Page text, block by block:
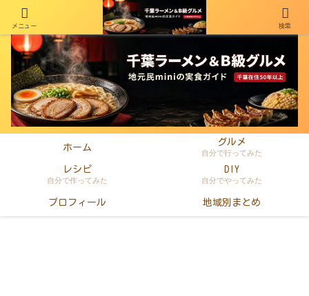
千葉在住50年以上のminiがラーメン・町中華・B級グルメを本音レビュー
ホーム
グルメ
自分で行ってみた
レシピ
自分で作ってみた
DIY
自分でやってみた
プロフィール 地域別まとめ
メニュー 検索